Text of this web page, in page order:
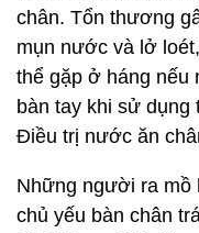
chân. Tổn thương
mụn nước và lở
thể gặp ở háng nếu
bàn tay khi sử
Điều trị nước ăn
Những người ra mồ
chủ yếu bàn chân